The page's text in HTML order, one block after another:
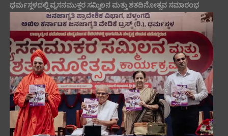
ಧರ್ಮಸ್ಥಳದಲ್ಲಿ ವ್ಯಸನಮುಕ್ತರ ಸಮ್ಮಿಲನ ಮತ್ತು ಶತದಿನೋತ್ಸವ ಸಮಾರಂಭ